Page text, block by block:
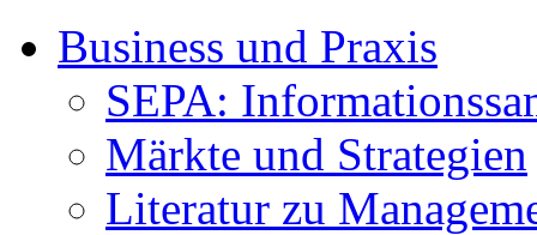
Business und Praxis
SEPA:
Märkte und Strategien
Literatur zu